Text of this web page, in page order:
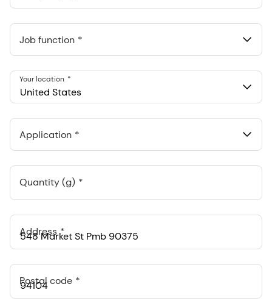
Job function
United States
Your location
Application
Quantity (g)
Address
Postal code